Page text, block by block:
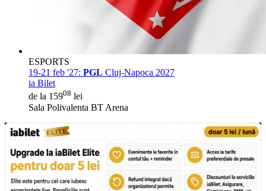
ESPORTS
19-21 feb '27: PGL Cluj-Napoca 2027
ia Bilet
de la 15908 lei
Sala Polivalenta BT Arena